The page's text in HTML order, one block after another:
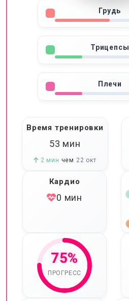
Грудь
Трицепсы
Плечи
Время тренировки
53 мин
2 мин чем 22 окт
Кардио
0 мин
75%
ПРОГРЕСС